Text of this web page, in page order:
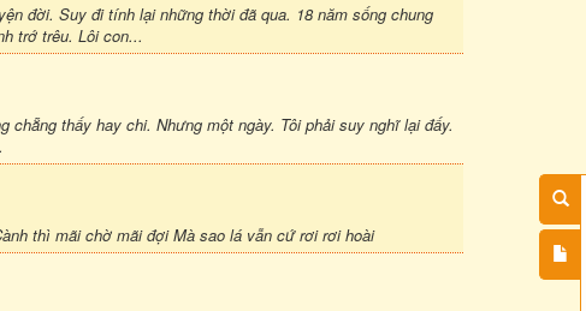
đời. Suy đi tính lại những thời đã qua. 18 năm sống chung
trớ trêu. Lôi con...
thấy hay chi. Nhưng một ngày. Tôi phải suy nghĩ lại đấy.
thì mãi chờ mãi đợi Mà sao lá vẫn cứ rơi rơi hoài